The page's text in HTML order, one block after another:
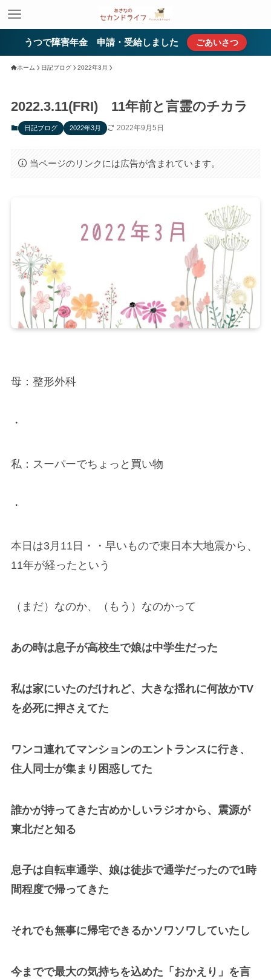
うつで障害年金 申請・受給しました ごあいさつ
ホーム 日記ブログ 2022年3月
2022.3.11(FRI) 11年前と言霊のチカラ
日記ブログ 2022年3月 2022年9月5日
当ページのリンクには広告が含まれています。
母：整形外科
・
私：スーパーでちょっと買い物
・
本日は3月11日・・早いもので東日本大地震から、
11年が経ったという
（まだ）なのか、（もう）なのかって
あの時は息子が高校生で娘は中学生だった
私は家にいたのだけれど、大きな揺れに何故かTV
を必死に押さえてた
ワンコ連れてマンションのエントランスに行き、
住人同士が集まり困惑してた
誰かが持ってきた古めかしいラジオから、震源が
東北だと知る
息子は自転車通学、娘は徒歩で通学だったので1時
間程度で帰ってきた
それでも無事に帰宅できるかソワソワしていたし
今までで最大の気持ちを込めた「おかえり」を言